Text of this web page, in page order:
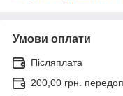
Умови оплати
Післяплата
200,00 грн.